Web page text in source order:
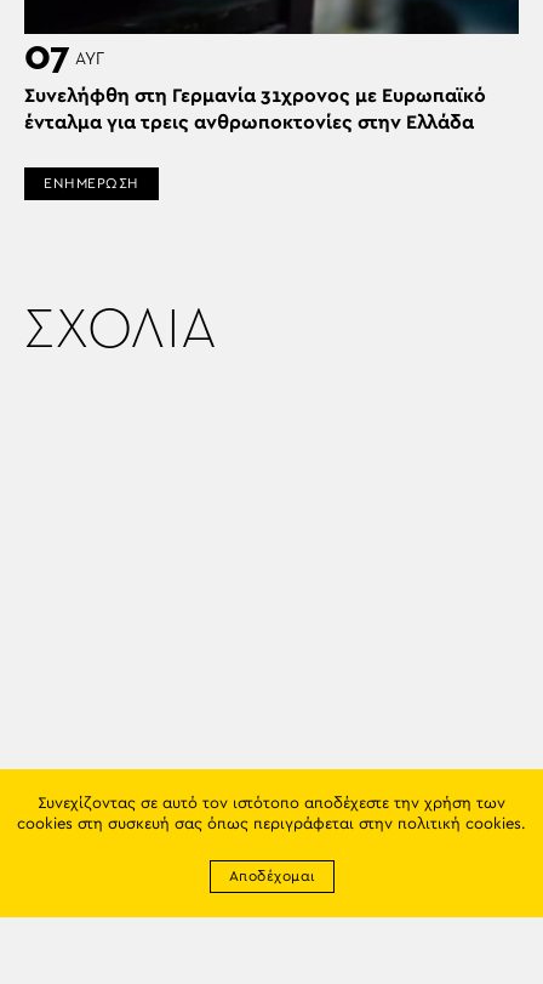
07 ΑΥΓ
Συνελήφθη στη Γερμανία 31χρονος με Ευρωπαϊκό
ένταλμα για τρεις ανθρωποκτονίες στην Ελλάδα
ΕΝΗΜΕΡΩΣΗ
ΣΧΟΛΙΑ
Συνεχίζοντας σε αυτό τον ιστότοπο αποδέχεστε την χρήση των
cookies στη συσκευή σας όπως περιγράφεται στην πολιτική cookies.
Αποδέχομαι